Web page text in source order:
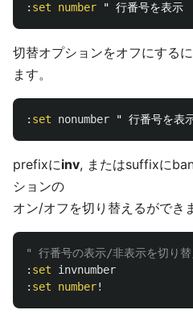
: set number
切替オプションをオフにする
ます。
: set nonumber
prefixにinv, またはsuffixに
ションの
オン/オフを切り替えるができ
" 行番号の表示/非表示を切り替
: set
invnumber
: set number!